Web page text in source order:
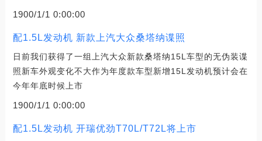
1900/1/1 0:00:00
配1.5L发动机 新款上汽大众桑塔纳谍照
日前我们获得了一组上汽大众新款桑塔纳15L车型的无伪装谍
照新车外观变化不大作为年度款车型新增15L发动机预计会在
今年年底时候上市
1900/1/1 0:00:00
配1.5L发动机 开瑞优劲T70L/T72L将上市